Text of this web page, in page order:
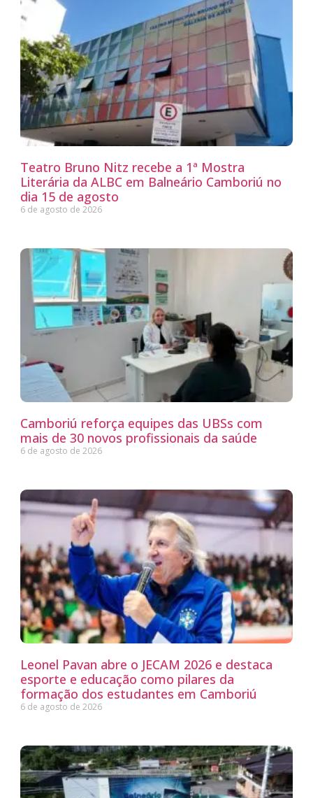
Teatro Bruno Nitz recebe a 1ª Mostra
Literária da ALBC em Balneário Camboriú no
dia 15 de agosto
6 de agosto de 2026
Camboriú reforça equipes das UBSs com
mais de 30 novos profissionais da saúde
6 de agosto de 2026
Leonel Pavan abre o JECAM 2026 e destaca
esporte e educação como pilares da
formação dos estudantes em Camboriú
6 de agosto de 2026